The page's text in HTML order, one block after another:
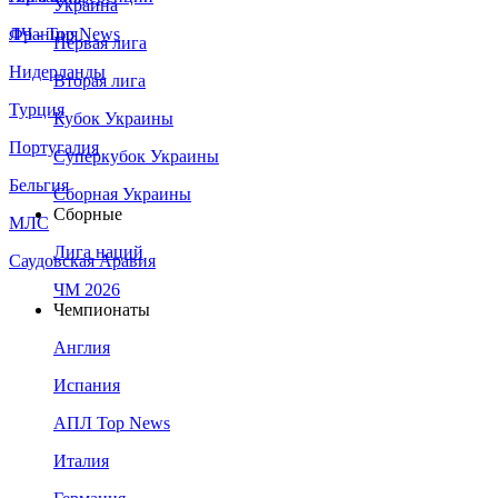
Франция
Нидерланды
Турция
Португалия
Бельгия
МЛС
Саудовская Аравия
ЛЧ - Top News
Украина
Первая лига
Вторая лига
Кубок Украины
Суперкубок Украины
Сборная Украины
Сборные
Лига наций
ЧМ 2026
Чемпионаты
Англия
Испания
АПЛ Top News
Италия